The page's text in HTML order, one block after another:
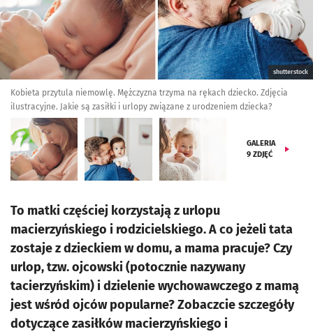
shutterstock
Kobieta przytula niemowlę. Mężczyzna trzyma na rękach dziecko. Zdjęcia
ilustracyjne. Jakie są zasiłki i urlopy związane z urodzeniem dziecka?
GALERIA
9 ZDJĘĆ
To matki częściej korzystają z urlopu
macierzyńskiego i rodzicielskiego. A co jeżeli tata
zostaje z dzieckiem w domu, a mama pracuje? Czy
urlop, tzw. ojcowski (potocznie nazywany
tacierzyńskim) i dzielenie wychowawczego z mamą
jest wśród ojców popularne? Zobaczcie szczegóły
dotyczące zasiłków macierzyńskiego i